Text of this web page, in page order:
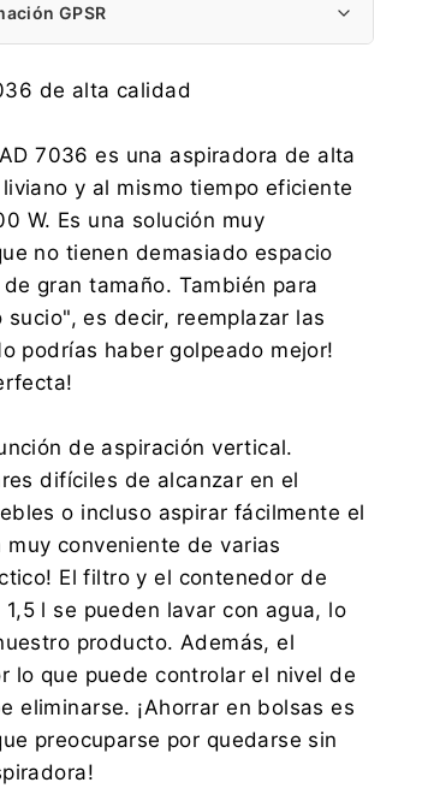
GPSR
Sp. z o.o.
2a, 01-237 Warszawa
457 196
Sp. z o.o.
2a, 01-237 Warszawa
457 196
de alta calidad
7036 es una aspiradora de alta
y al mismo tiempo eficiente
W. Es una solución muy
no tienen demasiado espacio
gran tamaño. También para
es decir, reemplazar las
podrías haber golpeado mejor!
de aspiración vertical.
difíciles de alcanzar en el
o incluso aspirar fácilmente el
muy conveniente de varias
El filtro y el contenedor de
l se pueden lavar con agua, lo
producto. Además, el
lo que puede controlar el nivel de
eliminarse. ¡Ahorrar en bolsas es
preocuparse por quedarse sin